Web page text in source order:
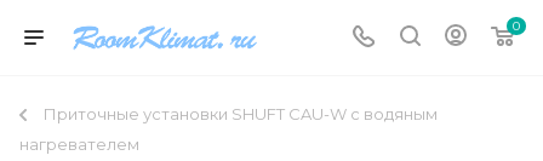
0
Приточные установки SHUFT CAU-W с водяным
нагревателем